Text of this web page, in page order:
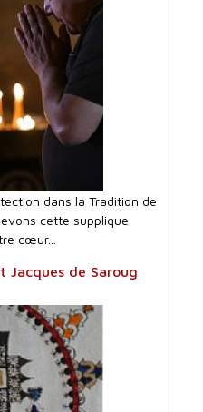
dans la Tradition de
cette supplique
cœur...
Jacques de Saroug